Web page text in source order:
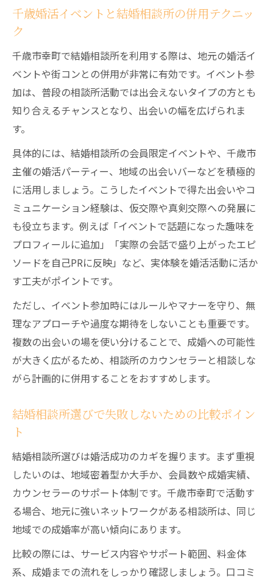
結婚相談所の比較ポイントと選択基準
カウンセラー在籍の結婚相談所を選ぶメリ
ット
千歳婚活イベントと結婚相談所の併用テクニッ
ク
千歳市幸町で結婚相談所を利用する際は、地元の婚活イ
ベントや街コンとの併用が非常に有効です。イベント参
加は、普段の相談所活動では出会えないタイプの方とも
知り合えるチャンスとなり、出会いの幅を広げられま
す。
具体的には、結婚相談所の会員限定イベントや、千歳市
主催の婚活パーティー、地域の出会いバーなどを積極的
に活用しましょう。こうしたイベントで得た出会いやコ
ミュニケーション経験は、仮交際や真剣交際への発展に
も役立ちます。例えば「イベントで話題になった趣味を
プロフィールに追加」「実際の会話で盛り上がったエピ
ソードを自己PRに反映」など、実体験を婚活活動に活か
す工夫がポイントです。
ただし、イベント参加時にはルールやマナーを守り、無
理なアプローチや過度な期待をしないことも重要です。
複数の出会いの場を使い分けることで、成婚への可能性
が大きく広がるため、相談所のカウンセラーと相談しな
がら計画的に併用することをおすすめします。
結婚相談所選びで失敗しないための比較ポイン
ト
結婚相談所選びは婚活成功のカギを握ります。まず重視
したいのは、地域密着型か大手か、会員数や成婚実績、
カウンセラーのサポート体制です。千歳市幸町で活動す
る場合、地元に強いネットワークがある相談所は、同じ
地域での成婚率が高い傾向にあります。
比較の際には、サービス内容やサポート範囲、料金体
系、成婚までの流れをしっかり確認しましょう。口コミ